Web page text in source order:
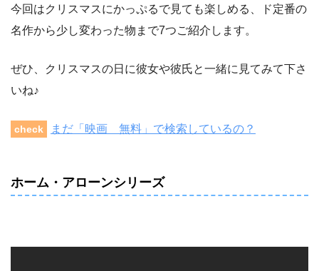
今回はクリスマスにかっぷるで見ても楽しめる、ド定番の
名作から少し変わった物まで7つご紹介します。
ぜひ、クリスマスの日に彼女や彼氏と一緒に見てみて下さ
いね♪
check まだ「映画 無料」で検索しているの？
ホーム・ アローンシリーズ